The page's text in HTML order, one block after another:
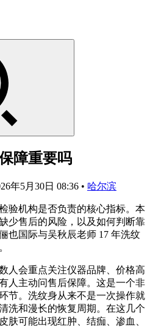
障重要吗
年5月30日 08:36 • 哈尔滨
验机构是否负责的核心指标。本
少售后的风险，以及如何判断靠
也国际与吴秋辰老师 17 年洗纹
人会重点关注仪器品牌、价格高
人主动问售后保障。这是一个非
节。洗纹身从来不是一次操作就
洗和漫长的恢复周期。在这几个
肤可能出现红肿、结痂、渗血、